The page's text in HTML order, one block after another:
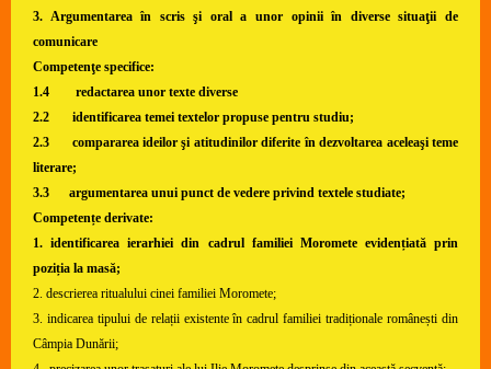
3. Argumentarea în scris şi oral a unor opinii în diverse situaţii de
comunicare
Competenţe specifice:
1.4 redactarea unor texte diverse
2.2 identificarea temei textelor propuse pentru studiu;
2.3 compararea ideilor şi atitudinilor diferite în dezvoltarea aceleaşi teme
literare;
3.3 argumentarea unui punct de vedere privind textele studiate;
Competențe derivate:
1. identificarea ierarhiei din cadrul familiei Moromete evidențiată prin
poziția la masă;
2. descrierea ritualului cinei familiei Moromete;
3. indicarea tipului de relații existente în cadrul familiei tradiționale românești din
Câmpia Dunării;